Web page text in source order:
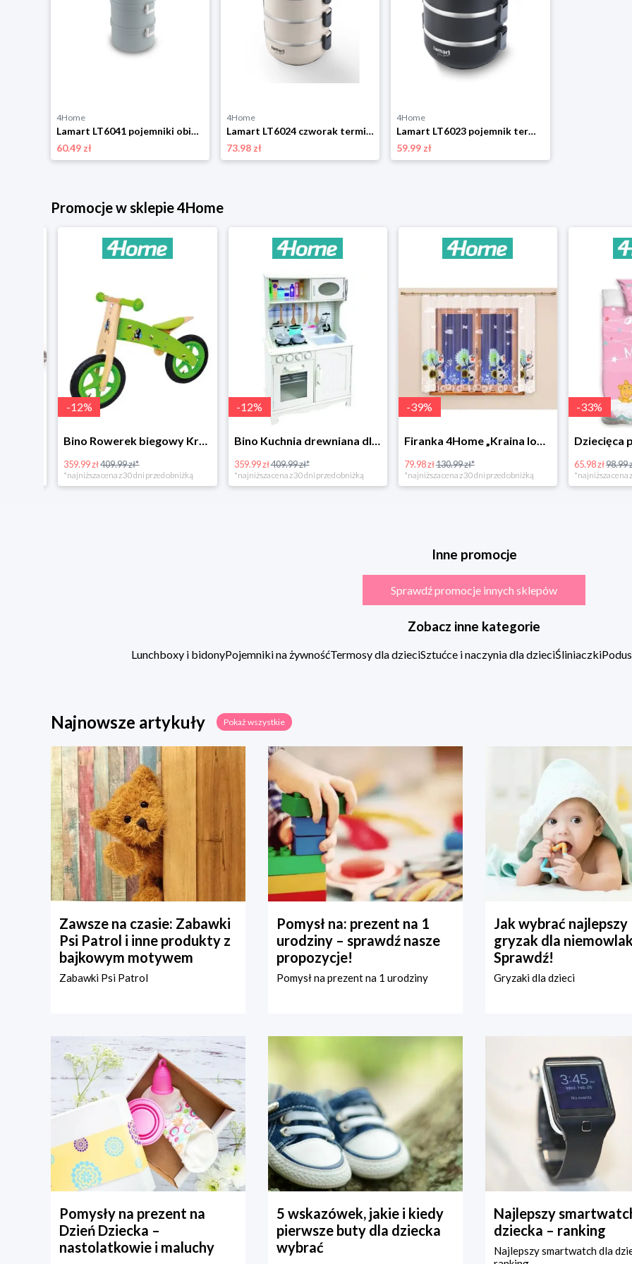
4Home
Lamart LT6041 pojemniki obiadowe 4x700 ml Care
60.49 zł
4Home
Lamart LT6024 czworak termiczny 4 piętra Temp,beżowy
73.98 zł
4Home
Lamart LT6023 pojemnik termiczny 3 poziomy Temp, czarny
59.99 zł
Promocje w sklepie 4Home
12%
Bino Rowerek biegowy Krecik
359.99 zł 409.99 zł*
*najniższa cena z 30 dni przed obniżką
12%
Bino Kuchnia drewniana dla dzieci Provence
359.99 zł409.99 zł*
*najniższa cena z 30 dni przed obniżką
39%
Firanka 4Home „Kraina lodu” (Frozen)
79.98 zł 130.99 zł*
*najniższa cena z 30 dni przed obniżką
33%
65.98 zł 98.99 zł*
*najniższa cena z
Inne promocje
Sprawdź promocje innych sklepów
Zobacz inne kategorie
Lunchboxy i bidonyPojemniki na żywnośćTermosy dla dzieciSztućce i naczynia dla dzieciŚliniaczki
Najnowsze artykuły Pokaż wszystkie
Zawsze na czasie: Zabawki
Psi Patrol i inne produkty z
bajkowym motywem
Zabawki Psi Patrol
Pomysł na: prezent na 1
urodziny – sprawdź nasze
propozycje!
Pomysł na prezent na 1 urodziny
Jak wybrać najlepszy
gryzak dla
Sprawdź!
Gryzaki dla dzieci
Pomysły na prezent na
Dzień Dziecka –
nastolatkowie i maluchy
5 wskazówek, jakie i kiedy
pierwsze buty dla dziecka
wybrać
Najlepszy
dziecka – ranking
Najlepszy smartwatch dla